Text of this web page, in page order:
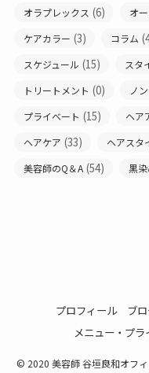
オラプレックス (6) オ
ケアカラー (3) コラム
スケジュール (15) スタ
トリートメント (0) ノ
プライベート (15) ヘア
ヘアケア (33) ヘアスタ
美容師のQ＆A (54) 黒
プロフィール ブ
メニュー・プラ
© 2020 美容師 谷垣良和オフ